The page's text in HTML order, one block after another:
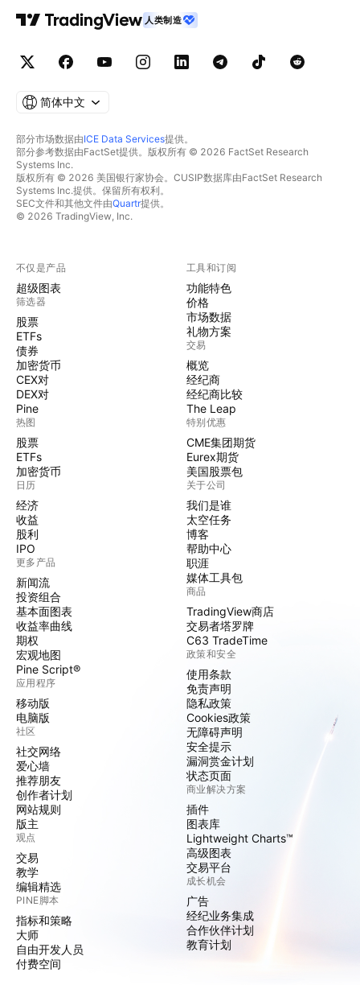
人类制造
简体中文
部分市场数据由ICE Data Services提供。
部分参考数据由FactSet提供。版权所有 © 2026 FactSet Research
Systems Inc.
版权所有 © 2026 美国银行家协会。CUSIP数据库由FactSet Research
Systems Inc.提供。保留所有权利。
SEC文件和其他文件由Quartr提供。
© 2026 TradingView, Inc.
不仅是产品
超级图表
筛选器
股票
ETFs
债券
加密货币
CEX对
DEX对
Pine
热图
股票
ETFs
加密货币
日历
经济
收益
股利
IPO
更多产品
新闻流
投资组合
基本面图表
收益率曲线
期权
宏观地图
Pine Script®
应用程序
移动版
电脑版
社区
社交网络
爱心墙
推荐朋友
创作者计划
网站规则
版主
观点
交易
教学
编辑精选
PINE脚本
指标和策略
大师
自由开发人员
付费空间
工具和订阅
功能特色
价格
市场数据
礼物方案
交易
概览
经纪商
经纪商比较
The Leap
特别优惠
CME集团期货
Eurex期货
美国股票包
关于公司
我们是谁
太空任务
博客
帮助中心
职涯
媒体工具包
商品
TradingView商店
交易者塔罗牌
C63 TradeTime
政策和安全
使用条款
免责声明
隐私政策
Cookies政策
无障碍声明
安全提示
漏洞赏金计划
状态页面
商业解决方案
插件
图表库
Lightweight Charts™
高级图表
交易平台
成长机会
广告
经纪业务集成
合作伙伴计划
教育计划